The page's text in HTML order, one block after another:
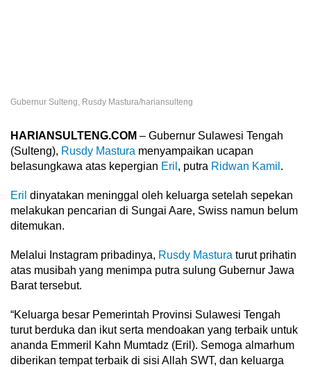
Gubernur Sulteng, Rusdy Mastura/hariansulteng
HARIANSULTENG.COM – Gubernur Sulawesi Tengah
(Sulteng), Rusdy Mastura menyampaikan ucapan
belasungkawa atas kepergian Eril , putra Ridwan Kamil .
Eril dinyatakan meninggal oleh keluarga setelah sepekan
melakukan pencarian di Sungai Aare, Swiss namun belum
ditemukan.
Melalui Instagram pribadinya, Rusdy Mastura turut prihatin
atas musibah yang menimpa putra sulung Gubernur Jawa
Barat tersebut.
“Keluarga besar Pemerintah Provinsi Sulawesi Tengah
turut berduka dan ikut serta mendoakan yang terbaik untuk
ananda Emmeril Kahn Mumtadz (Eril). Semoga almarhum
diberikan tempat terbaik di sisi Allah SWT, dan keluarga